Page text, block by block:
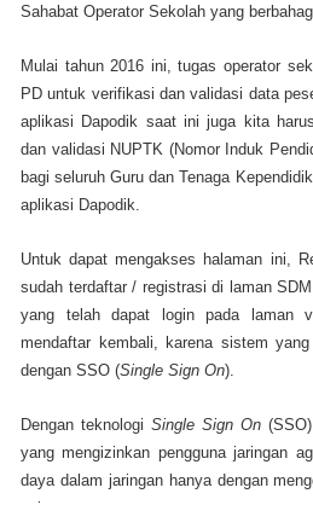
Sahabat Operator Sekolah yang
Mulai tahun 2016 ini, tugas operator
PD untuk verifikasi dan validasi data
aplikasi Dapodik saat ini juga kita
dan validasi NUPTK (Nomor Induk
bagi seluruh Guru dan Tenaga
aplikasi Dapodik.
Untuk dapat mengakses halaman ini,
sudah terdaftar / registrasi di laman
yang telah dapat login pada laman
mendaftar kembali, karena sistem
dengan SSO (Single Sign On).
Dengan teknologi Single Sign On
yang mengizinkan pengguna jaringan
daya dalam jaringan hanya dengan